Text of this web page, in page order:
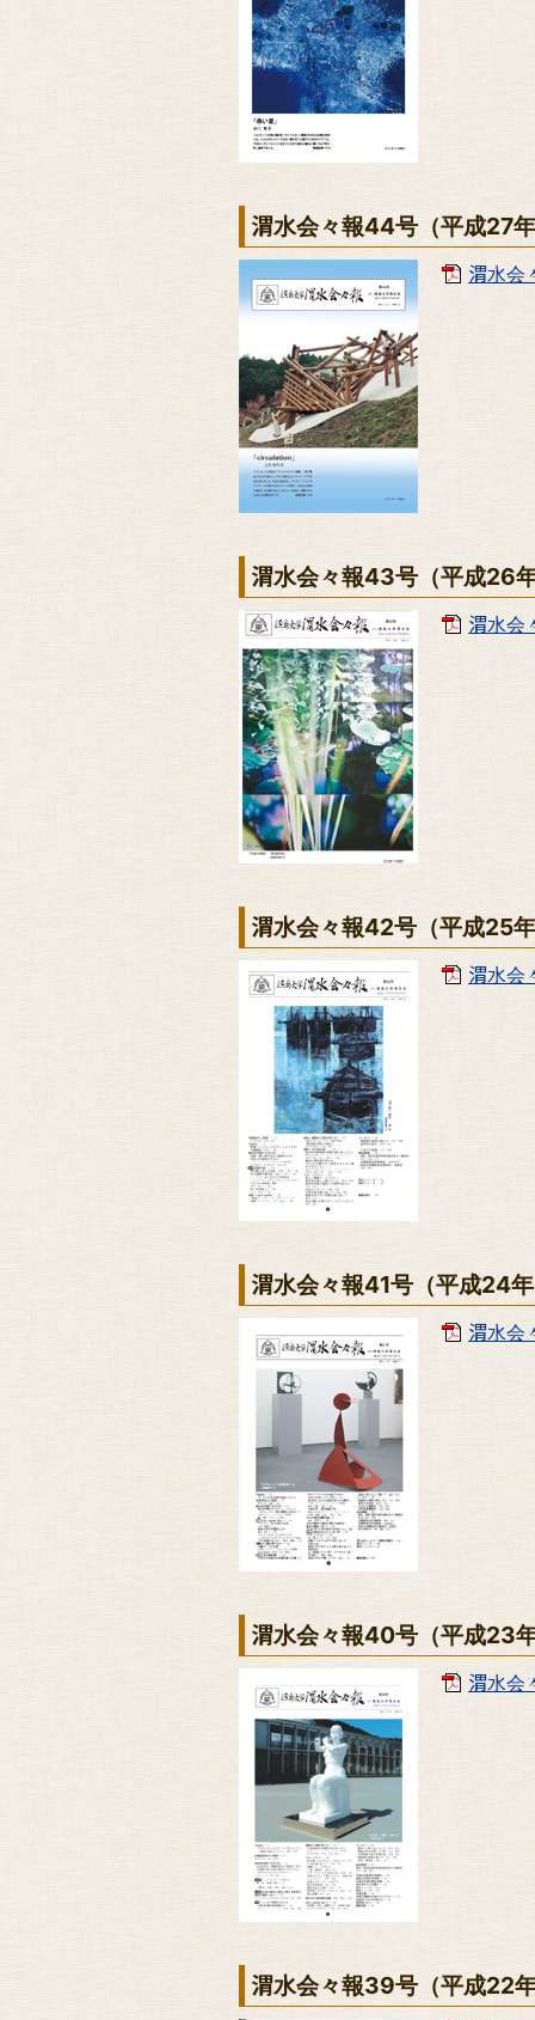
渭水会々報44号（平成27
渭水
渭水会々報43号（平成26
渭水
渭水会々報42号（平成25
渭水
渭水会々報41号（平成24
渭水会
渭水会々報40号（平成23
渭水会
渭水会々報39号（平成22